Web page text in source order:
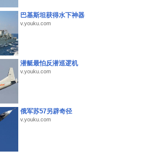
巴基斯坦获得水下神器
v.youku.com
潜艇最怕反潜巡逻机
v.youku.com
俄军苏57另辟奇径
v.youku.com